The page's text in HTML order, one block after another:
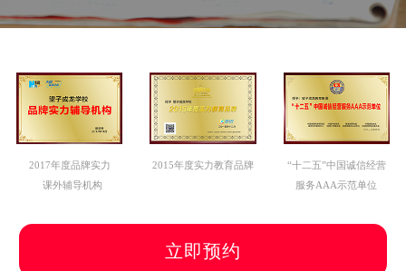
2017年度品牌实力
课外辅导机构
2015年度实力教育品牌
“十二五”中国诚信经营
服务AAA示范单位
立即预约